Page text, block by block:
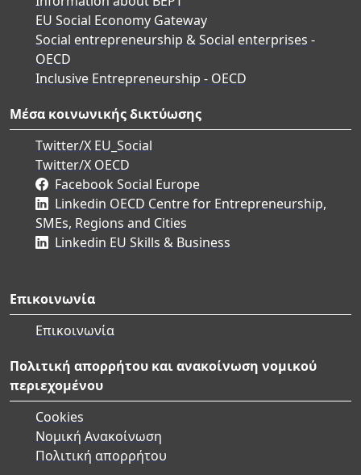
EU Social Economy Gateway
Social entrepreneurship & Social enterprises -
OECD
Inclusive Entrepreneurship - OECD
Μέσα κοινωνικής δικτύωσης
Twitter/X EU_Social
Twitter/X OECD
Facebook Social Europe
Linkedin OECD Centre for Entrepreneurship,
SMEs, Regions and Cities
Linkedin EU Skills & Business
Επικοινωνία
Επικοινωνία
Πολιτική απορρήτου και ανακοίνωση νομικού
περιεχομένου
Cookies
Νομική Ανακοίνωση
Πολιτική απορρήτου